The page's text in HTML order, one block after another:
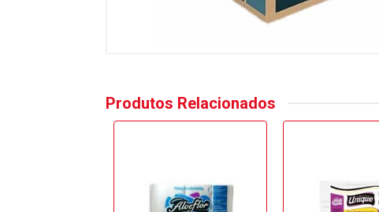
Produtos Relacionados